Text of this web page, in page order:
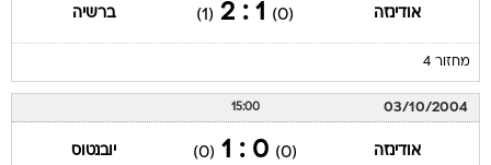
אודינזה (0)
1 : 2
(1) ברשיה
מחזור 4
03/10/2004
15:00
אודינזה (0)
0 : 1
(0) יובנטוס